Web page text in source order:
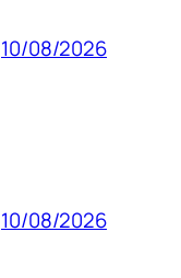
10/08/2026
10/08/2026